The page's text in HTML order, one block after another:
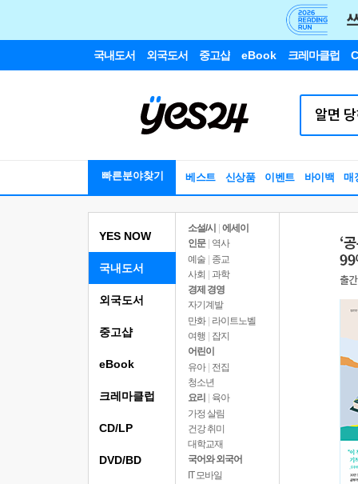
국내도서 외국도서 중고샵 eBook 크레마클럽
빠른분야찾기 베스트 신상품 이벤트 바이백 매
YES NOW
국내도서
소설/시
에세이
인문
역사
예술 | 종교
사회 | 과학
경제 경영
자기계발
만화 | 라이트노벨
여행
잡지
어린이
유아 | 전집
청소년
요리
육아
가정 살림
건강 취미
대학교재
국어와 외국어
IT 모바일
외국도서
중고샵
eBook
크레마클럽
CD/LP
DVD/BD